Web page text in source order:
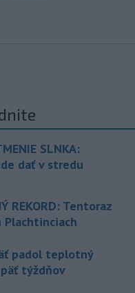
SLNKA:
dať v stredu
REKORD: Tentoraz
Plachtinciach
padol teplotný
týždňov